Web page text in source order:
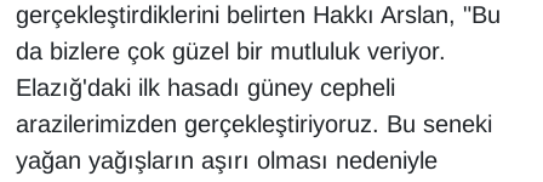
gerçekleştirdiklerini belirten Hakkı Arslan, "Bu
da bizlere çok güzel bir mutluluk veriyor.
Elazığ'daki ilk hasadı güney cepheli
arazilerimizden gerçekleştiriyoruz. Bu seneki
yağan yağışların aşırı olması nedeniyle
VAN'DA SPOR
Vasıta
YAŞAM